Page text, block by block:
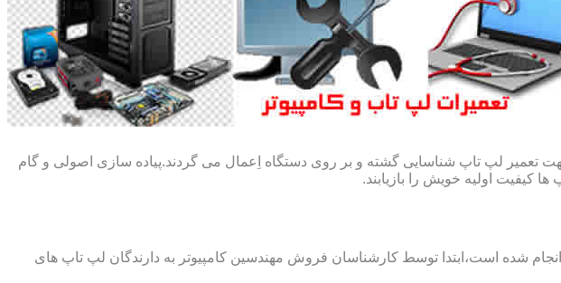
تعمیر لپ تاپ شناسایی گشته و بر روی دستگاه اِعمال می گردند.پیاده سازی اصولی و گام
کیفیت اولیه خویش را بازیابند.
شده است،ابتدا توسط کارشناسان فروش مهندسین کامپیوتر به دارندگان لپ تاپ های